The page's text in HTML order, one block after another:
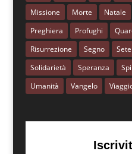
Missione
Morte Natale
Preghiera
Profughi
Risurrezione
Segno Sete
Solidarietà
Speranza
Umanità
Vangelo